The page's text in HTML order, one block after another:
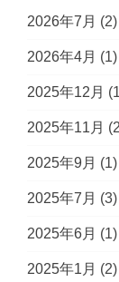
2026年7月 (2)
2026年4月 (1)
2025年12月
2025年11月
2025年9月 (1)
2025年7月 (3)
2025年6月 (1)
2025年1月 (2)